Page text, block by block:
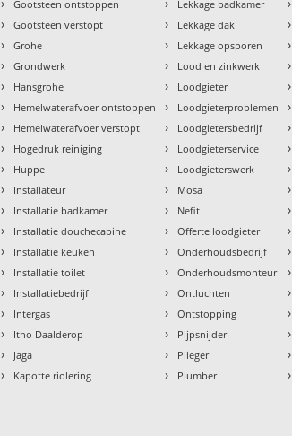
› Gootsteen ontstoppen
› Gootsteen verstopt
› Grohe
› Grondwerk
› Hansgrohe
› Hemelwaterafvoer ontstoppen
› Hemelwaterafvoer verstopt
› Hogedruk reiniging
› Huppe
› Installateur
› Installatie badkamer
› Installatie douchecabine
› Installatie keuken
› Installatie toilet
› Installatiebedrijf
› Intergas
› Itho Daalderop
› Jaga
› Kapotte riolering
› Lekkage badkamer
› Lekkage dak
› Lekkage opsporen
› Lood en zinkwerk
› Loodgieter
› Loodgieterproblemen
› Loodgietersbedrijf
› Loodgieterservice
› Loodgieterswerk
› Mosa
› Nefit
› Offerte loodgieter
› Onderhoudsbedrijf
› Onderhoudsmonteur
› Ontluchten
› Ontstopping
› Pijpsnijder
› Plieger
› Plumber
›
›
›
›
›
›
›
›
›
›
›
›
›
›
›
›
›
›
›